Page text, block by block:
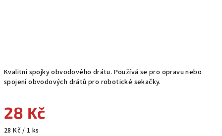
Kvalitní spojky obvodového drátu. Používá se pro opravu nebo
spojení obvodových drátů pro robotické sekačky.
28 Kč
Měrná
28 Kč / 1 ks